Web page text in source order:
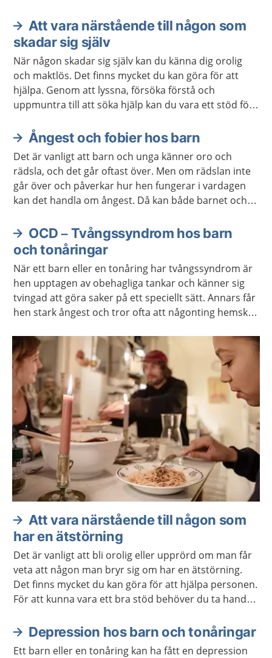
Att vara närstående till någon som
skadar sig själv
När någon skadar sig själv kan du känna dig orolig
och maktlös. Det finns mycket du kan göra för att
hjälpa. Genom att lyssna, försöka förstå och
uppmuntra till att söka hjälp kan du vara ett stöd för
för att orka vara ett bra stöd.
Ångest och fobier hos barn
Det är vanligt att barn och unga känner oro och
rädsla, och det går oftast över. Men om rädslan inte
går över och påverkar hur hen fungerar i vardagen
kan det handla om ångest. Då kan både barnet och
behövs behandling.
OCD – Tvångssyndrom hos barn
och tonåringar
När ett barn eller en tonåring har tvångssyndrom är
hen upptagen av obehagliga tankar och känner sig
tvingad att göra saker på ett speciellt sätt. Annars får
hen stark ångest och tror ofta att någonting hemskt
tvångssyndrom.
Att vara närstående till någon som
har en ätstörning
Det är vanligt att bli orolig eller upprörd om man får
veta att någon man bryr sig om har en ätstörning.
Det finns mycket du kan göra för att hjälpa personen.
För att kunna vara ett bra stöd behöver du ta hand
Depression hos barn och tonåringar
Ett barn eller en tonåring kan ha fått en depression